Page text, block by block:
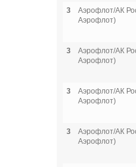
3
Аэрофлот/АК
Аэрофлот)
3
Аэрофлот/АК
Аэрофлот)
3
Аэрофлот/АК
Аэрофлот)
3
Аэрофлот/АК
Аэрофлот)